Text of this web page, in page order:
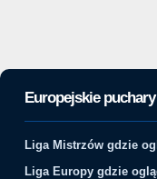
Europejskie puchary
Liga Mistrzów gdzie
Liga Europy gdzie